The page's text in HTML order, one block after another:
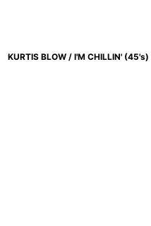
KURTIS BLOW / I'M CHILLIN' (45's)